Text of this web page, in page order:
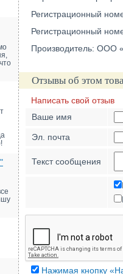
Регистрационный
Регистрационный
Производитель: ООО
Отзывы об этом
Написать свой отзыв
Ваше имя
Эл. почта
Текст сообщения
Нажимая кнопку